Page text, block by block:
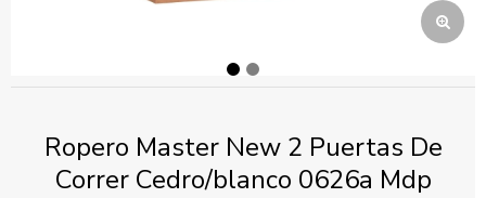
Ropero Master New 2 Puertas De
Correr Cedro/blanco 0626a Mdp